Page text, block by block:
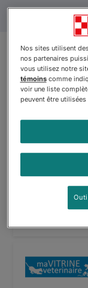
Pro Plan
Formule
Kidney
Care🅫
Pro Plan
Nos sites utilisent
nos partenaires
vous utilisez notre
témoinscomme
voir une liste
peuvent être